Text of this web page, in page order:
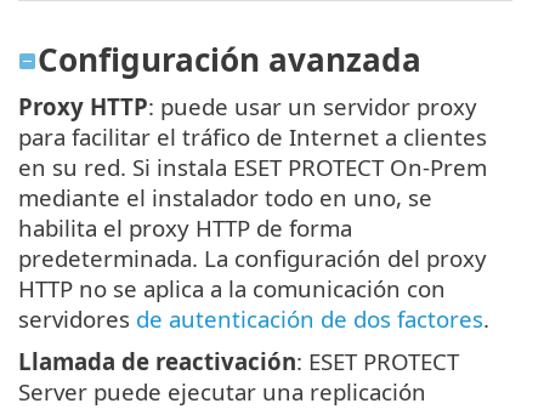
Configuración avanzada
Proxy HTTP: puede usar un servidor proxy
para facilitar el tráfico de Internet a clientes
en su red. Si instala ESET PROTECT On-Prem
mediante el instalador todo en uno, se
habilita el proxy HTTP de forma
predeterminada. La configuración del proxy
HTTP no se aplica a la comunicación con
servidores de autenticación de dos factores.
Llamada de reactivación: ESET PROTECT
Server puede ejecutar una replicación